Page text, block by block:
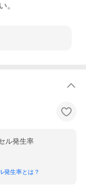
。
ル発生率
発生率とは？